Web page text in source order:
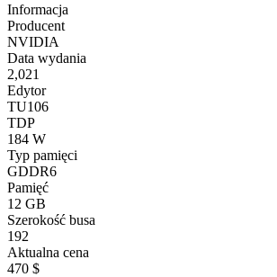
Informacja
Producent
NVIDIA
Data wydania
2,021
Edytor
TU106
TDP
184 W
Typ pamięci
GDDR6
Pamięć
12 GB
Szerokość busa
192
Aktualna cena
470 $